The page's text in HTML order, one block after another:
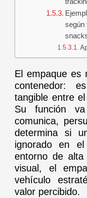
según
El empaque es
contenedor:
tangible entre
Su función
comunica,
determina si
ignorado en
entorno de alta
visual, el
vehículo
valor percibido.